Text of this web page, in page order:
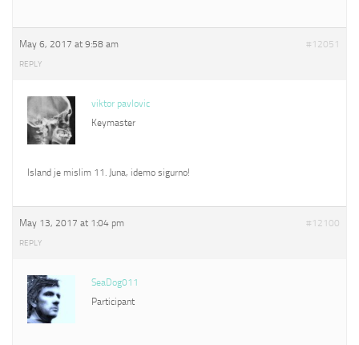
May 6, 2017 at 9:58 am #12051
REPLY
viktor pavlovic
Keymaster
Island je mislim 11. Juna, idemo sigurno!
May 13, 2017 at 1:04 pm #12100
REPLY
SeaDog011
Participant